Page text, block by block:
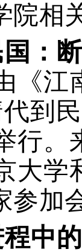
院相
：
《
到
行。
大学
参加
中